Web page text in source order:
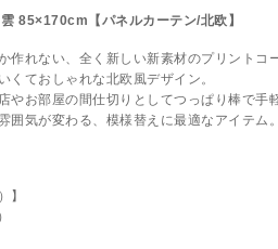
85×170cm【パネルカーテン/北欧】
作れない、全く新しい新素材のプリントコ
くておしゃれな北欧風デザイン。
やお部屋の間仕切りとしてつっぱり棒で手
囲気が変わる、模様替えに最適なアイテム。
】